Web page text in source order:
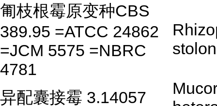
匍枝根霉原变种CBS
389.95 =ATCC 24862
=JCM 5575 =NBRC
4781
异配囊接霉 3.14057